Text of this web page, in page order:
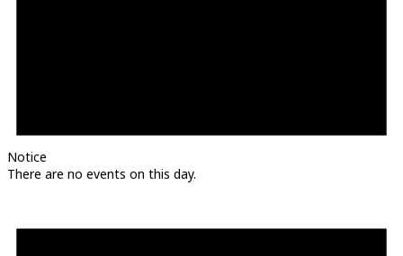
Notice
There are no events on this day.